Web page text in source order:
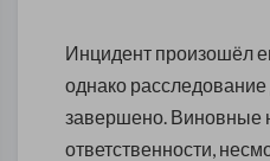
Инцидент произошёл
однако расследование
завершено. Виновные
ответственности,